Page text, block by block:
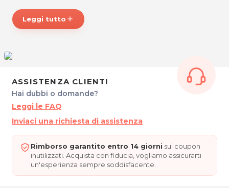
DM IMPIANTI
modalità di acquisto scrivi a
Leggi tutto add
ASSISTENZA CLIENTI
Hai dubbi o domande?
Leggi le FAQ
Inviaci una richiesta di assistenza
Rimborso garantito entro 14 giorni sui coupon
inutilizzati. Acquista con fiducia, vogliamo assicurarti
un'esperienza sempre soddisfacente.